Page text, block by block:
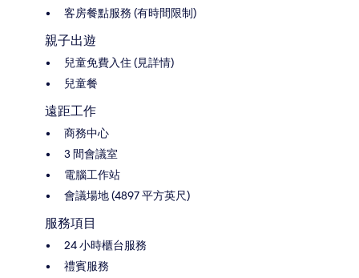
客房餐點服務 (有時間限制)
親子出遊
兒童免費入住 (見詳情)
兒童餐
遠距工作
商務中心
3 間會議室
電腦工作站
會議場地 (4897 平方英尺)
服務項目
24 小時櫃台服務
禮賓服務